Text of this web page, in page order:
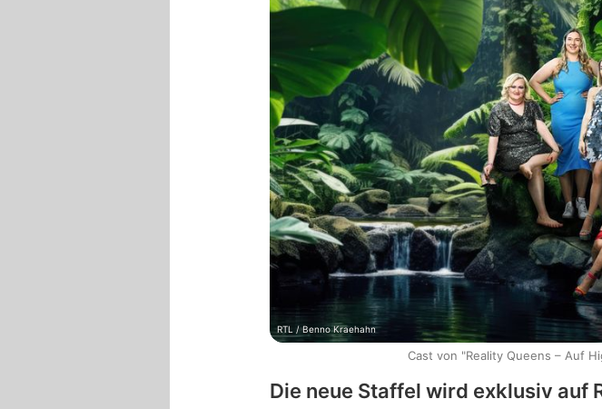
Die neue Staffel wird exklusiv auf
RTL / Benno Kraehahn
Cast von "Reality Queens – Auf